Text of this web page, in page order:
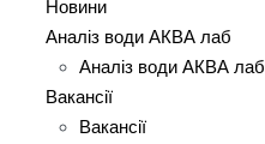
Новини
Аналіз води АКВА лаб​
Аналіз води АКВА лаб​
Вакансії
Вакансії